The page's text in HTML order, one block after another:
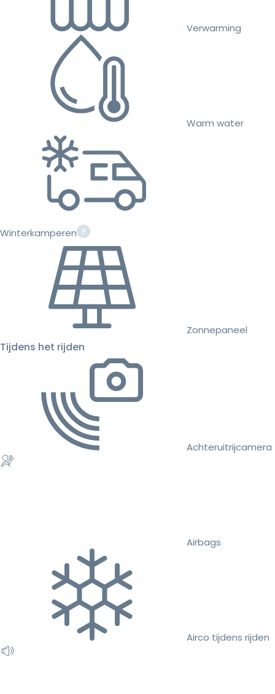
Verwarming
Warm water
Winterkamperen
Zonnepaneel
Tijdens het rijden
Achteruitrijcamera
Airbags
Airco tijdens rijden